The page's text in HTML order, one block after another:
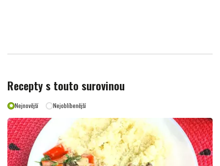
Recepty s touto surovinou
Nejnovější Nejoblíbenější